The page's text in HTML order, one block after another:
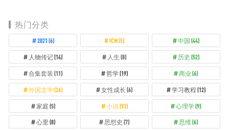
热门分类
2021 (6) ICM(5) 中国 (44)
人物传记(14) 人生 (8) 历史 (52)
合集套装 (11) 哲学(19) 商业 (6)
外国文学(26) 女性成长 (6) 学习教程 (12)
家庭 (5) 小说 (93) 心理学(9)
心里 (8) 思想史 (7) 思维(6)